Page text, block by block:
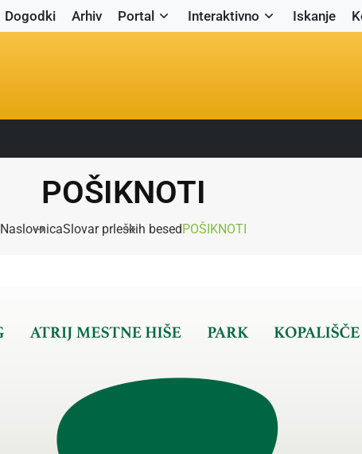
Dogodki Arhiv Portal Interaktivno Iskanje
POŠIKNOTI
NaslovnicaSlovar prleških besedPOŠIKNOTI